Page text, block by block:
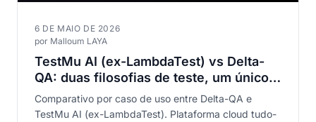
6 DE MAIO DE 2026
por Malloum LAYA
TestMu AI (ex-LambdaTest) vs Delta-
QA: duas filosofias de teste, um único
objetivo de qualidade
Comparativo por caso de uso entre Delta-QA e
TestMu AI (ex-LambdaTest). Plataforma cloud tudo-